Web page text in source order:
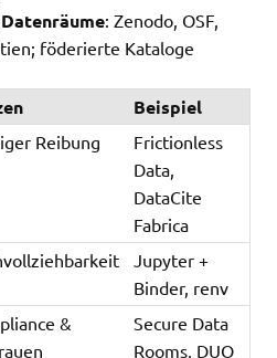
: Zenodo, OSF,
föderierte Kataloge
Beispiel
Reibung
Frictionless
Data,
DataCite
Fabrica
Jupyter +
Binder, renv
&
Secure Data
Rooms, DUO